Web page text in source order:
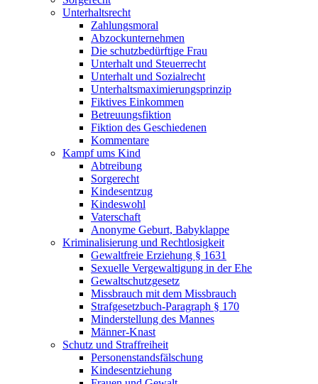
Unterhaltsrecht
Zahlungsmoral
Abzockunternehmen
Die schutzbedürftige Frau
Unterhalt und Steuerrecht
Unterhalt und Sozialrecht
Unterhaltsmaximierungsprinzip
Fiktives Einkommen
Betreuungsfiktion
Fiktion des Geschiedenen
Kommentare
Kampf ums Kind
Abtreibung
Sorgerecht
Kindesentzug
Kindeswohl
Vaterschaft
Anonyme Geburt, Babyklappe
Kriminalisierung und Rechtlosigkeit
Gewaltfreie Erziehung § 1631
Sexuelle Vergewaltigung in der Ehe
Gewaltschutzgesetz
Missbrauch mit dem Missbrauch
Strafgesetzbuch-Paragraph § 170
Minderstellung des Mannes
Männer-Knast
Schutz und Straffreiheit
Personenstandsfälschung
Kindesentziehung